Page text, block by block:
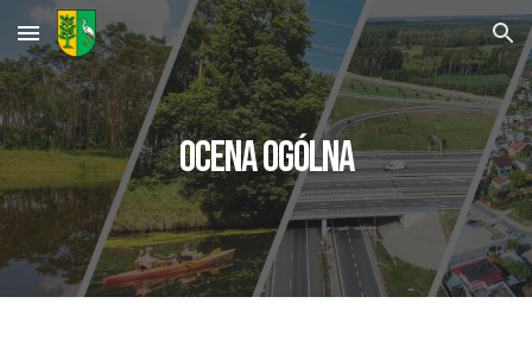
Skip to main content Skip to navigation
OCENA OGÓLNA